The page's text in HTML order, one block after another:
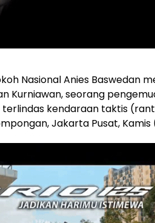
Nasional Anies Baswedan
Kurniawan, seorang
kendaraan taktis
Jakarta Pusat,